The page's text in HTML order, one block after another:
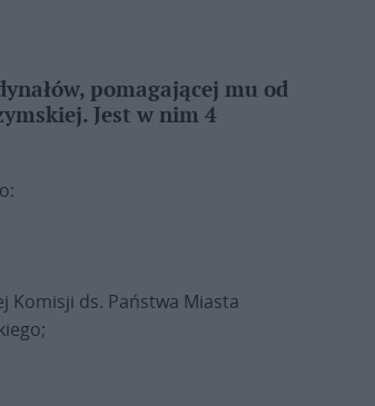
pomagającej mu od
Jest w nim 4
Komisji ds. Państwa Miasta